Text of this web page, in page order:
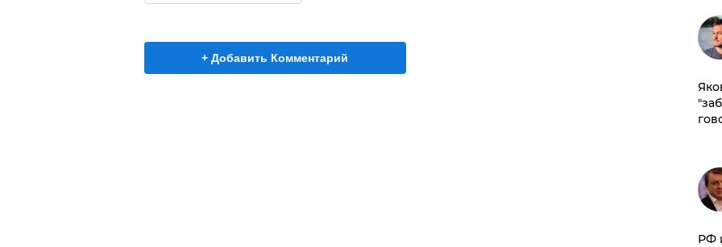
+ Добавить Комментарий
РФ